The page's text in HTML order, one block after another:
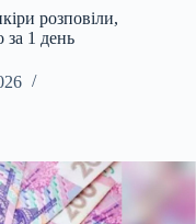
розповіли,
за 1 день